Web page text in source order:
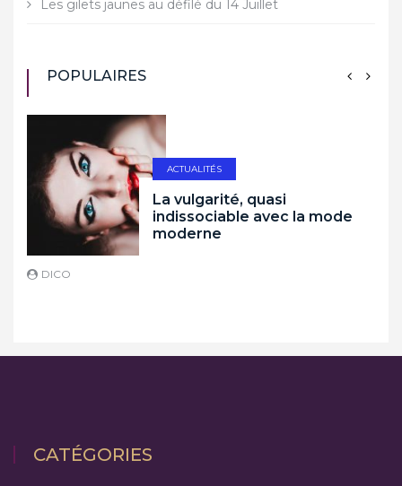
Les gilets jaunes au défilé du 14 Juillet
POPULAIRES
ACTUALITÉS
La vulgarité, quasi
indissociable avec la mode
moderne
DICO
CATÉGORIES